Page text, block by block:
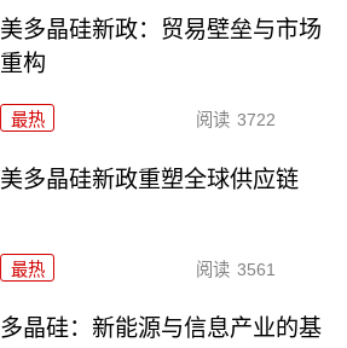
美多晶硅新政：贸易壁垒与市场
重构
最热 阅读 3722
美多晶硅新政重塑全球供应链
最热 阅读 3561
多晶硅：新能源与信息产业的基